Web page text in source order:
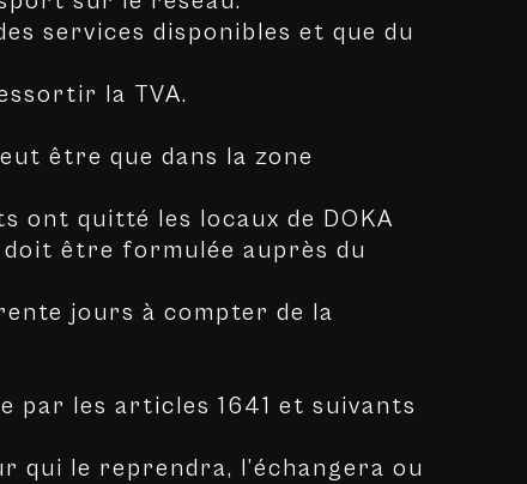
services disponibles et que du
la TVA.
être que dans la zone
ont quitté les locaux de DOKA
être formulée auprès du
jours à compter de la
par les articles 1641 et suivants
qui le reprendra, l’échangera ou